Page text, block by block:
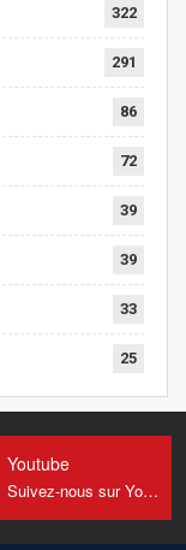
322
291
86
72
39
39
33
25
Youtube
Suivez-nous sur Youtube